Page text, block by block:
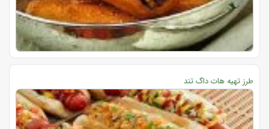
طرز تهیه هات داگ تند